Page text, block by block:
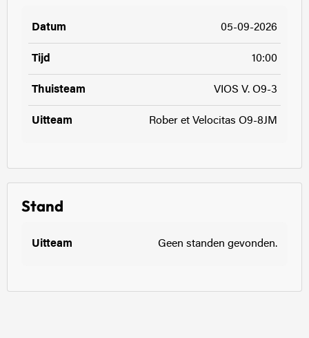
05-09-2026
10:00
VIOS V. O9-3
Rober et Velocitas O9-8JM
Stand
Geen standen gevonden.